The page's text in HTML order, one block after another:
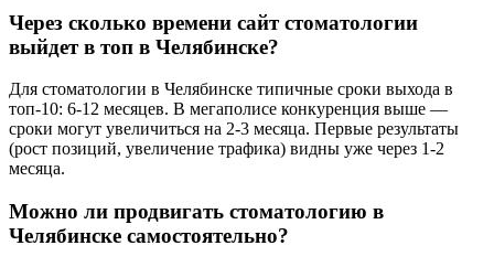
Через сколько времени сайт стоматологии
выйдет в топ в Челябинске?
Для стоматологии в Челябинске типичные сроки выхода в
топ-10: 6-12 месяцев. В мегаполисе конкуренция выше —
сроки могут увеличиться на 2-3 месяца. Первые результаты
(рост позиций, увеличение трафика) видны уже через 1-2
месяца.
Можно ли продвигать стоматологию в
Челябинске самостоятельно?